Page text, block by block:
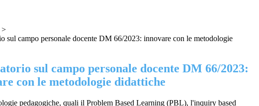
>
sul campo personale docente DM 66/2023: innovare con le metodologie
sul campo personale docente DM 66/2023:
con le metodologie didattiche
pedagogiche, quali il Problem Based Learning (PBL), l'inquiry based